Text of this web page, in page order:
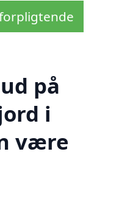
på
i
være